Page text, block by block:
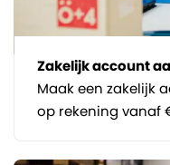
Zakelijk account
Maak een zakelijk
op rekening vanaf